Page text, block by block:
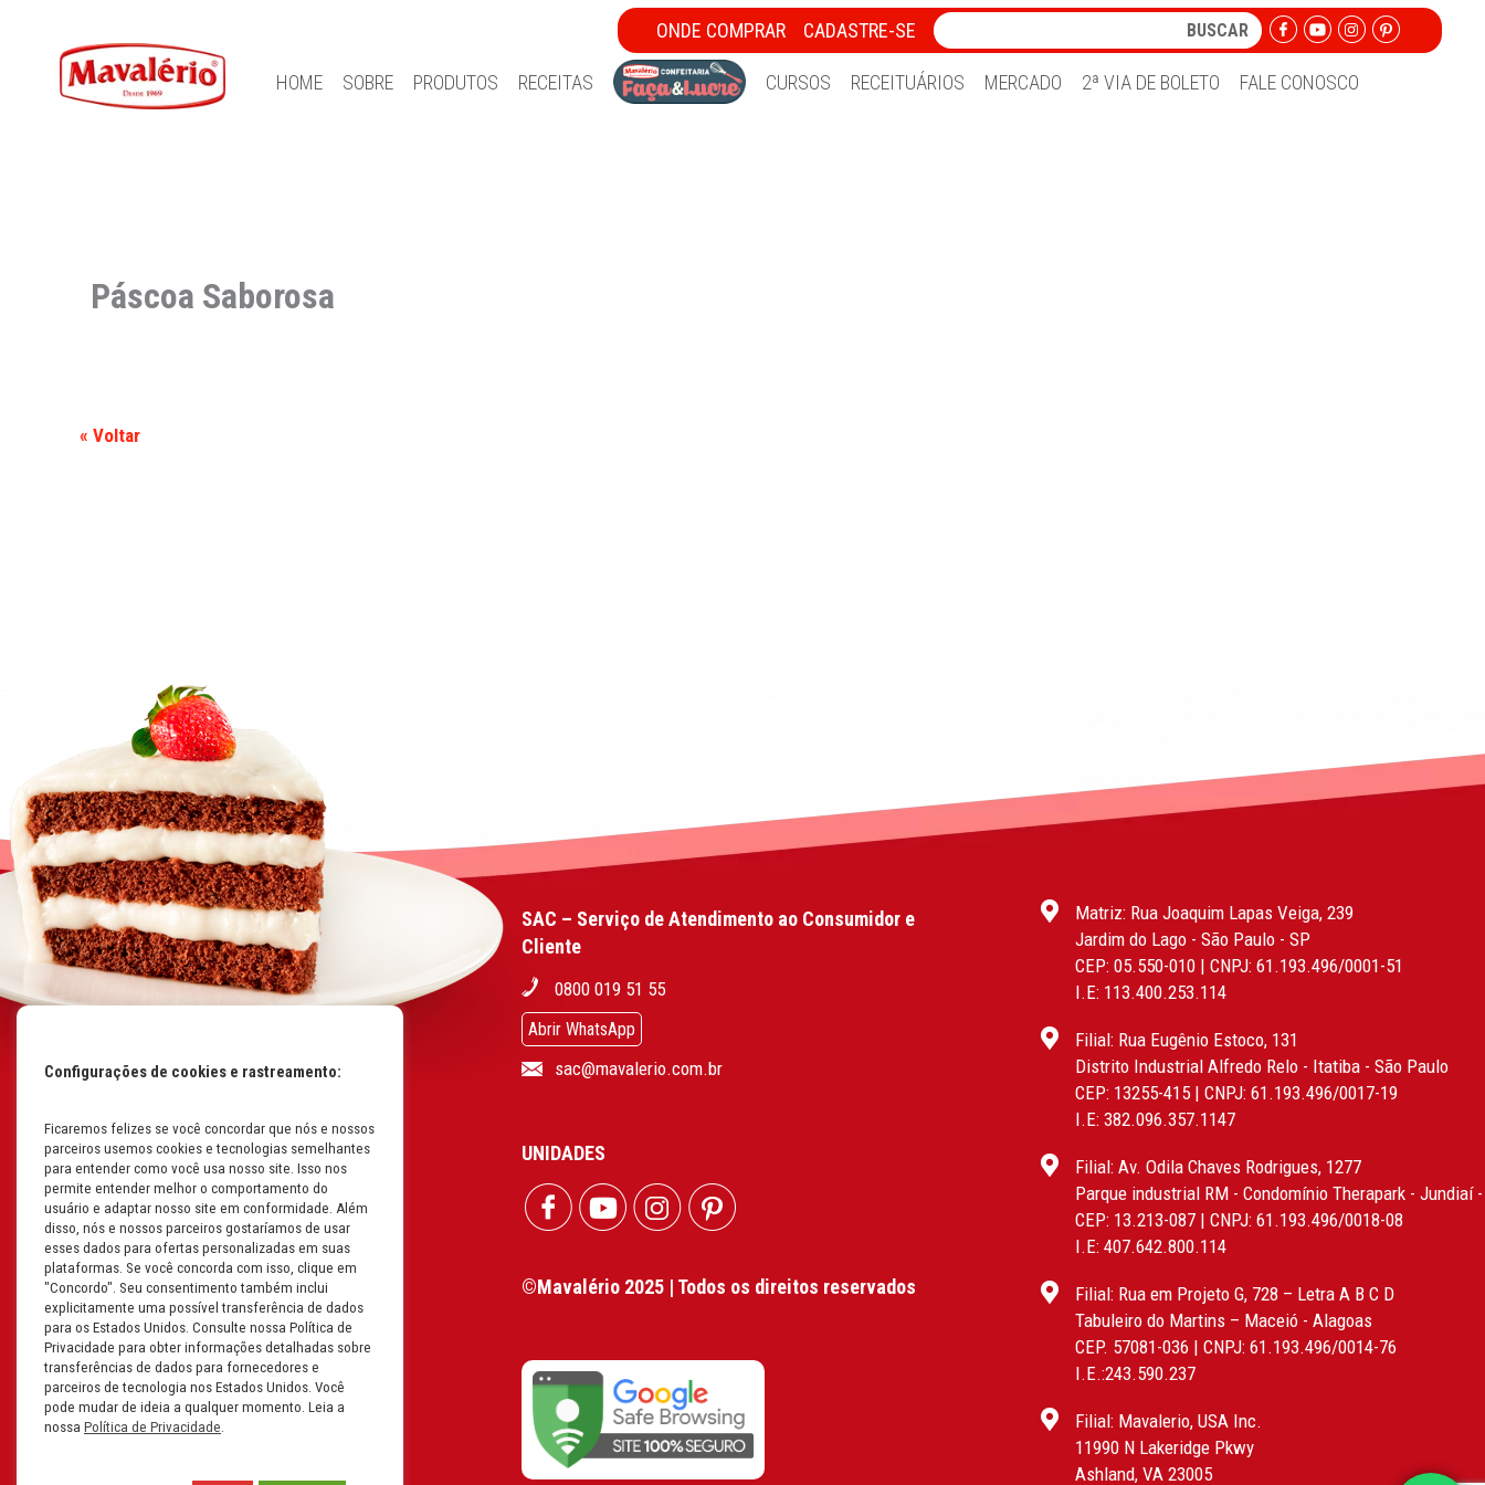
ONDE COMPRAR CADASTRE-SE
HOME SOBRE PRODUTOS RECEITAS CURSOS RECEITUÁRIOS MERCADO 2ª VIA DE BOLETO FALE CONOSCO
Páscoa Saborosa
« Voltar
Mapa do Site
Políticas da Empresa
Perguntas Frequentes
Código de Conduta
Política de Privacidade na
Íntegra
Carreiras
Compliance
Fale Conosco
SAC – Serviço de Atendimento ao Consumidor e
Cliente
0800 019 51 55
Abrir WhatsApp
sac@mavalerio.com.br
UNIDADES
©Mavalério 2025 | Todos os direitos reservados
Matriz: Rua Joaquim Lapas Veiga, 239
Jardim do Lago - São Paulo - SP
CEP: 05.550-010 | CNPJ: 61.193.496/0001-51
I.E: 113.400.253.114
Filial: Rua Eugênio Estoco, 131
Distrito Industrial Alfredo Relo - Itatiba - São Paulo
CEP: 13255-415 | CNPJ: 61.193.496/0017-19
I.E: 382.096.357.1147
Filial: Av. Odila Chaves Rodrigues, 1277
Parque industrial RM - Condomínio Therapark - Jundiaí
CEP: 13.213-087 | CNPJ: 61.193.496/0018-08
I.E: 407.642.800.114
Filial: Rua em Projeto G, 728 – Letra A B C D
Tabuleiro do Martins – Maceió - Alagoas
CEP. 57081-036 | CNPJ: 61.193.496/0014-76
I.E.:243.590.237
Filial: Mavalerio, USA Inc.
11990 N Lakeridge Pkwy
Ashland, VA 23005
Configurações de cookies e rastreamento:
Ficaremos felizes se você concordar que nós e nossos
parceiros usemos cookies e tecnologias semelhantes
para entender como você usa nosso site. Isso nos
permite entender melhor o comportamento do
usuário e adaptar nosso site em conformidade. Além
disso, nós e nossos parceiros gostaríamos de usar
esses dados para ofertas personalizadas em suas
plataformas. Se você concorda com isso, clique em
"Concordo". Seu consentimento também inclui
explicitamente uma possível transferência de dados
para os Estados Unidos. Consulte nossa Política de
Privacidade para obter informações detalhadas sobre
transferências de dados para fornecedores e
parceiros de tecnologia nos Estados Unidos. Você
pode mudar de ideia a qualquer momento. Leia a
nossa Política de Privacidade.